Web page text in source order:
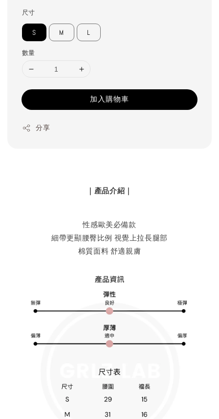
尺寸
S M L
數量
加入購物車
分享
｜產品介紹｜
性感歐美必備款
細帶更顯腰臀比例 視覺上拉長腿部
棉質面料 舒適親膚